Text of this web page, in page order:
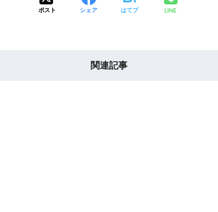
ポスト シェア はてブ LINE
関連記事